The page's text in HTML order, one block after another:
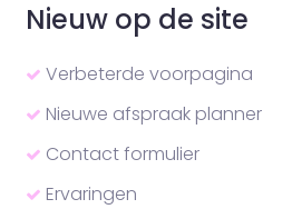
Nieuw op de site
Verbeterde voorpagina
Nieuwe afspraak planner
Contact formulier
Ervaringen